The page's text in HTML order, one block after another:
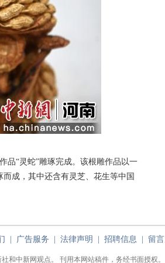
“灵蛇”雕琢完成。该根雕作品以一
成，其中还含有灵芝、花生等中国
广告服务 法律声明 招聘信息 留
和中新网观点。 刊用本网站稿件，务经书面授权。